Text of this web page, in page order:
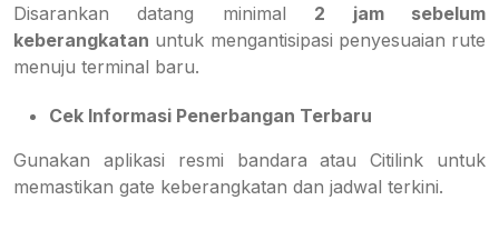
Disarankan datang minimal 2 jam sebelum
keberangkatan untuk mengantisipasi penyesuaian rute
menuju terminal baru.
Cek Informasi Penerbangan Terbaru
Gunakan aplikasi resmi bandara atau Citilink untuk
memastikan gate keberangkatan dan jadwal terkini.